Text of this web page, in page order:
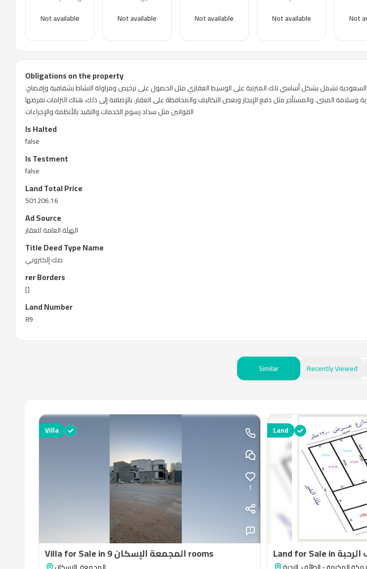
Not available
Not available
Not available
Not available
Not
Obligations on the property
السعودية تشمل بشكل أساسي تلك المترتبة على الوسيط العقاري مثل الحصول على ترخيص ومزاولة النشاط بشفافية وإفصاح،
وسلامة المبنى، والمستأجر مثل دفع الإيجار وبعض التكاليف والمحافظة على العقار. بالإضافة إلى ذلك، هناك التزامات تفرضها
القوانين مثل سداد رسوم الخدمات والتقيد بالأنظمة والإجراءات
Is Halted
false
Is Testment
false
Land Total Price
501206.16
Ad Source
الهيئة العامة للعقار
Title Deed Type Name
صك إلكتروني
rer Borders
[]
Land Number
89
Similar Recently Viewed
Villa
1
Villa for Sale in المجمعة الإسكان 9 rooms
Land